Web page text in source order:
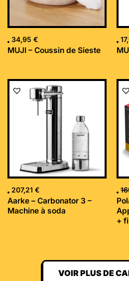
34,95 €
MUJI – Coussin de Sieste
207,21 €
Aarke – Carbonator 3 –
Machine à soda
+
VOIR PLUS DE